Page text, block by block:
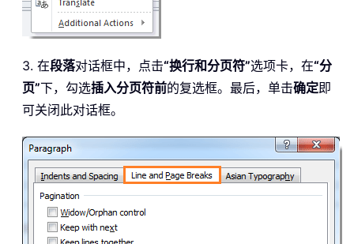
3. 在段落对话框中，点击“换行和分页符”选项卡，在“分
页”下，勾选插入分页符前的复选框。最后，单击确定即
可关闭此对话框。